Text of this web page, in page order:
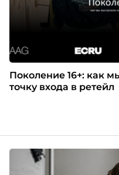
Поколение 16+: как
точку входа в ретейл